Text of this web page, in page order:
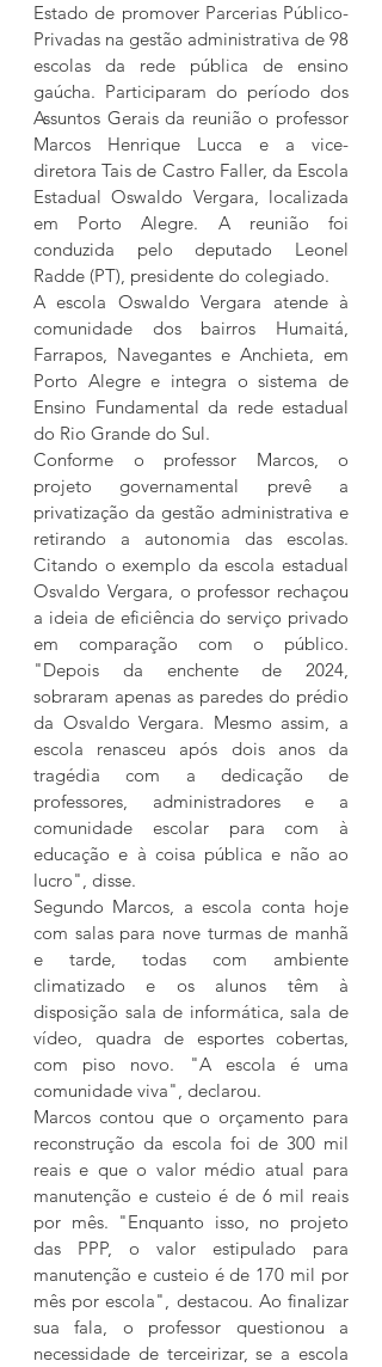
Estado de promover Parcerias Público-
Privadas na gestão administrativa de 98
escolas da rede pública de ensino
gaúcha. Participaram do período dos
Assuntos Gerais da reunião o professor
Marcos Henrique Lucca e a vice-
diretora Tais de Castro Faller, da Escola
Estadual Oswaldo Vergara, localizada
em Porto Alegre. A reunião foi
conduzida pelo deputado Leonel
Radde (PT), presidente do colegiado.
A escola Oswaldo Vergara atende à
comunidade dos bairros Humaitá,
Farrapos, Navegantes e Anchieta, em
Porto Alegre e integra o sistema de
Ensino Fundamental da rede estadual
do Rio Grande do Sul.
Conforme o professor Marcos, o
projeto governamental prevê a
privatização da gestão administrativa e
retirando a autonomia das escolas.
Citando o exemplo da escola estadual
Osvaldo Vergara, o professor rechaçou
a ideia de eficiência do serviço privado
em comparação com o público.
"Depois da enchente de 2024,
sobraram apenas as paredes do prédio
da Osvaldo Vergara. Mesmo assim, a
escola renasceu após dois anos da
tragédia com a dedicação de
professores, administradores e a
comunidade escolar para com à
educação e à coisa pública e não ao
lucro", disse.
Segundo Marcos, a escola conta hoje
com salas para nove turmas de manhã
e tarde, todas com ambiente
climatizado e os alunos têm à
disposição sala de informática, sala de
vídeo, quadra de esportes cobertas,
com piso novo. "A escola é uma
comunidade viva", declarou.
Marcos contou que o orçamento para
reconstrução da escola foi de 300 mil
reais e que o valor médio atual para
manutenção e custeio é de 6 mil reais
por mês. "Enquanto isso, no projeto
das PPP, o valor estipulado para
manutenção e custeio é de 170 mil por
mês por escola", destacou. Ao finalizar
sua fala, o professor questionou a
necessidade de terceirizar, se a escola